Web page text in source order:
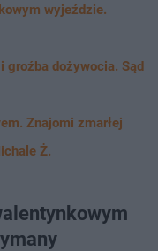
wyjeździe.
groźba dożywocia. Sąd
Znajomi zmarłej
Ż.